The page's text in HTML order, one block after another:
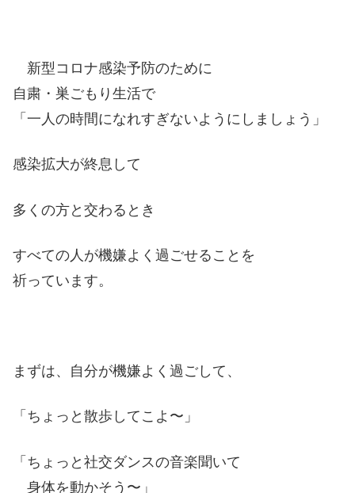
新型コロナ感染予防のために
自粛・巣ごもり生活で
「一人の時間になれすぎないようにしましょう」
感染拡大が終息して
多くの方と交わるとき
すべての人が機嫌よく過ごせることを
祈っています。
まずは、自分が機嫌よく過ごして、
「ちょっと散歩してこよ〜」
「ちょっと社交ダンスの音楽聞いて
身体を動かそう〜」